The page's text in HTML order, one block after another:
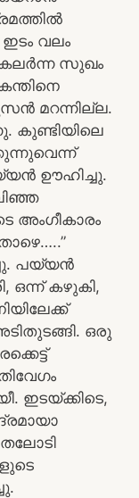
വലം
കലർന്ന സുഖം
മറന്നില്ല.
കുണ്ടിയിലെ
ഊഹിച്ചു.
അംഗീകാരം
പയ്യൻ
ഒന്ന് കഴുകി,
ഒരു
ഇടയ്ക്കിടെ,